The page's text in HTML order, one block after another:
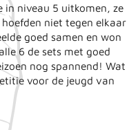
in niveau 5 uitkomen, ze
niet tegen elkaar
goed samen en won
6 de sets met goed
nog spannend! Wat
voor de jeugd van